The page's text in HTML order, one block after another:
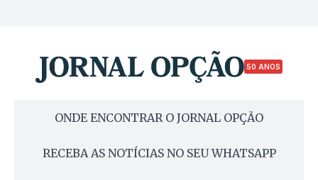
50 ANOS
ONDE ENCONTRAR O JORNAL OPÇÃO
RECEBA AS NOTÍCIAS NO SEU WHATSAPP